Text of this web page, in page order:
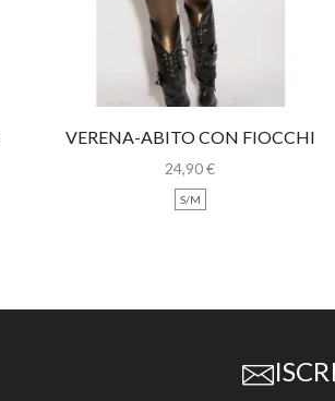
VERENA-ABITO CON FIOCCHI
LEOPARDATI
24,90€
S/M